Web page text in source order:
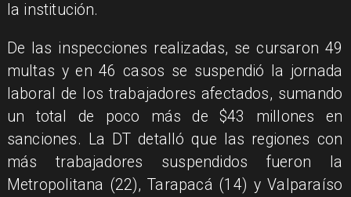
la institución.
De las inspecciones realizadas, se cursaron 49
multas y en 46 casos se suspendió la jornada
laboral de los trabajadores afectados, sumando
un total de poco más de $43 millones en
sanciones. La DT detalló que las regiones con
más trabajadores suspendidos fueron la
Metropolitana (22), Tarapacá (14) y Valparaíso